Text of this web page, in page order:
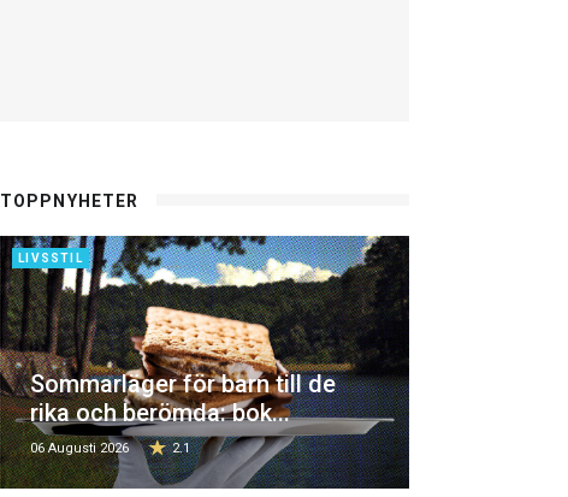
TOPPNYHETER
LIVSSTIL
Sommarläger för barn till de
rika och berömda: bok...
06 Augusti 2026 2.1